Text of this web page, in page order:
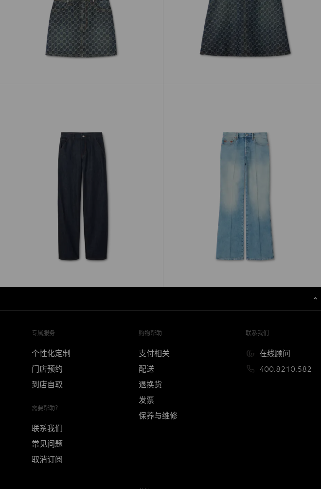
联系我们
在线顾问
400.8210.582
购物帮助
支付相关
配送
退换货
发票
保养与维修
专属服务
个性化定制
门店预约
到店自取
需要帮助？
联系我们
常见问题
取消订阅